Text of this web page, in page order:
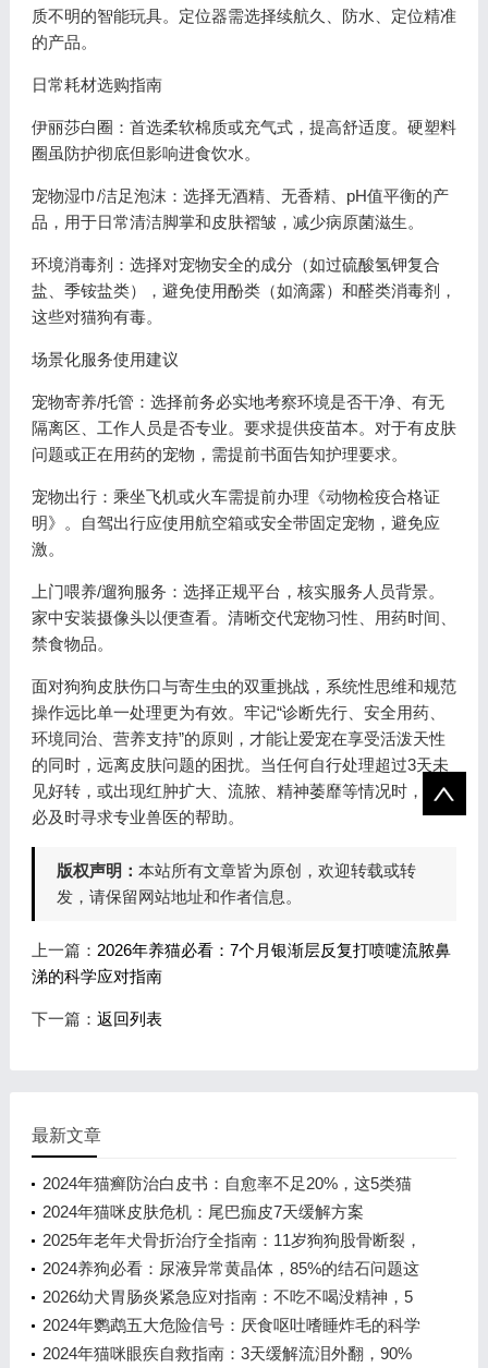
质不明的智能玩具。定位器需选择续航久、防水、定位精准
的产品。
日常耗材选购指南
伊丽莎白圈：首选柔软棉质或充气式，提高舒适度。硬塑料
圈虽防护彻底但影响进食饮水。
宠物湿巾/洁足泡沫：选择无酒精、无香精、pH值平衡的产
品，用于日常清洁脚掌和皮肤褶皱，减少病原菌滋生。
环境消毒剂：选择对宠物安全的成分（如过硫酸氢钾复合
盐、季铵盐类），避免使用酚类（如滴露）和醛类消毒剂，
这些对猫狗有毒。
场景化服务使用建议
宠物寄养/托管：选择前务必实地考察环境是否干净、有无
隔离区、工作人员是否专业。要求提供疫苗本。对于有皮肤
问题或正在用药的宠物，需提前书面告知护理要求。
宠物出行：乘坐飞机或火车需提前办理《动物检疫合格证
明》。自驾出行应使用航空箱或安全带固定宠物，避免应
激。
上门喂养/遛狗服务：选择正规平台，核实服务人员背景。
家中安装摄像头以便查看。清晰交代宠物习性、用药时间、
禁食物品。
面对狗狗皮肤伤口与寄生虫的双重挑战，系统性思维和规范
操作远比单一处理更为有效。牢记“诊断先行、安全用药、
环境同治、营养支持”的原则，才能让爱宠在享受活泼天性
的同时，远离皮肤问题的困扰。当任何自行处理超过3天未
见好转，或出现红肿扩大、流脓、精神萎靡等情况时，请务
必及时寻求专业兽医的帮助。
版权声明： 本站所有文章皆为原创，欢迎转载或转
发，请保留网站地址和作者信息。
上一篇： 2026年养猫必看：7个月银渐层反复打喷嚏流脓鼻
涕的科学应对指南
下一篇： 返回列表
最新文章
2024年猫癣防治白皮书：自愈率不足20%，这5类猫
咪最易中招！
2024年猫咪皮肤危机：尾巴痂皮7天缓解方案
2025年老年犬骨折治疗全指南：11岁狗狗股骨断裂，
手术还是保守？
2024养狗必看：尿液异常黄晶体，85%的结石问题这
样解决
2026幼犬胃肠炎紧急应对指南：不吃不喝没精神，5
步救命方案
2024年鹦鹉五大危险信号：厌食呕吐嗜睡炸毛的科学
应对指南
2024年猫咪眼疾自救指南：3天缓解流泪外翻，90%